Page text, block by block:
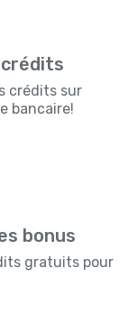
crédits
crédits sur
bancaire!
bonus
gratuits pour